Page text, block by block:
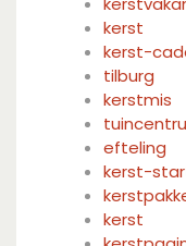
kerst
kerst-
tilburg
kerstmis
efteling
kerst-
kerst